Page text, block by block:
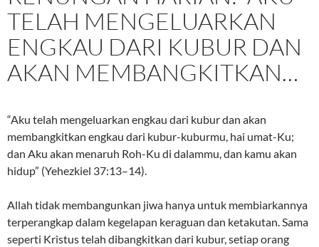
TELAH MENGELUARKAN
ENGKAU DARI KUBUR DAN
AKAN MEMBANGKITKAN…
“Aku telah mengeluarkan engkau dari kubur dan akan
membangkitkan engkau dari kubur-kuburmu, hai umat-Ku;
dan Aku akan menaruh Roh-Ku di dalammu, dan kamu akan
hidup” (Yehezkiel 37:13–14).
Allah tidak membangunkan jiwa hanya untuk membiarkannya
terperangkap dalam kegelapan keraguan dan ketakutan. Sama
seperti Kristus telah dibangkitkan dari kubur, setiap orang